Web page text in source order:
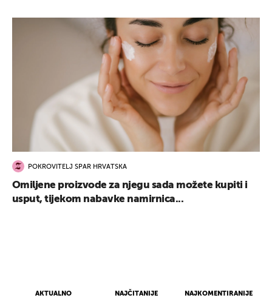
AKTUALNO NAJČITANIJE NAJKOMENTIRANIJE
POKROVITELJ SPAR HRVATSKA
Omiljene proizvode za njegu sada možete kupiti i
usput, tijekom nabavke namirnica...
UKLJUČITE NOTIFIKACIJE